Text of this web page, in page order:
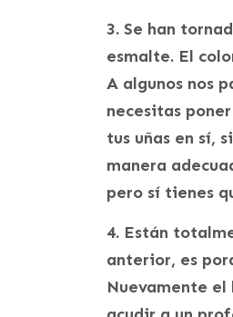
3. Se han
esmalte. El
A algunos nos
necesitas
tus uñas en sí,
manera
pero sí tienes
4. Están
anterior, es
Nuevamente